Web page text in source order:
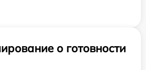
о готовности